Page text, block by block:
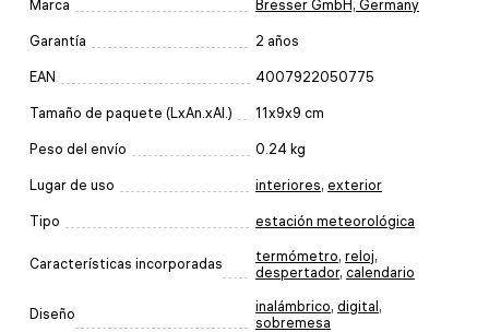
Marca Bresser GmbH, Germany
Garantía 2 años
EAN 4007922050775
Tamaño de paquete (LxAn.xAl.) 11x9x9 cm
Peso del envío 0.24 kg
Lugar de uso interiores, exterior
Tipo estación meteorológica
Características incorporadas termómetro, reloj,
despertador, calendario
Diseño inalámbrico, digital,
sobremesa